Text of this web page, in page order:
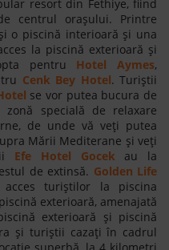
resort din Fethiye, fiind
centrul orașului. Printre
o piscină interioară și una
la piscină exterioară și
pentru Hotel Aymes,
Cenk Bey Hotel. Turiștii
se vor putea bucura de
specială de relaxare
de unde vă veți putea
Mării Mediterane și veți
Efe Hotel Gocek
au la
de extinsă. Golden Life
acces turiștilor la piscina
exterioară, amenajată
exterioară și piscină
și turiștii cazați în cadrul